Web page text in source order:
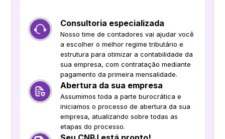
Consultoria especializada
Nosso time de contadores vai ajudar você
a escolher o melhor regime tributário e
estrutura para otimizar a contabilidade da
sua empresa, com contratação mediante
pagamento da primeira mensalidade.
Abertura da sua empresa
Assumimos toda a parte burocrática e
iniciamos o processo de abertura da sua
empresa, atualizando sobre todas as
etapas do processo.